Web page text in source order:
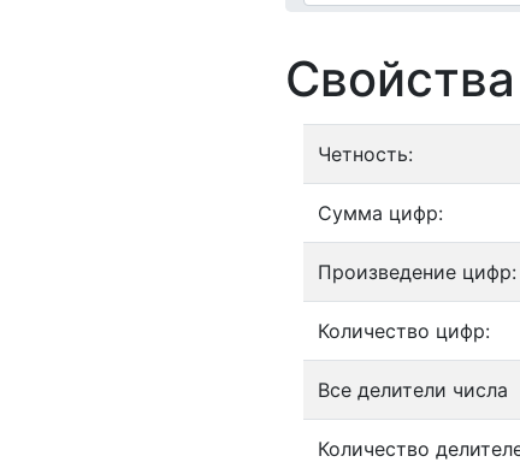
Четность:
Сумма цифр:
Произведение цифр:
Количество цифр:
Все делители числа
Количество